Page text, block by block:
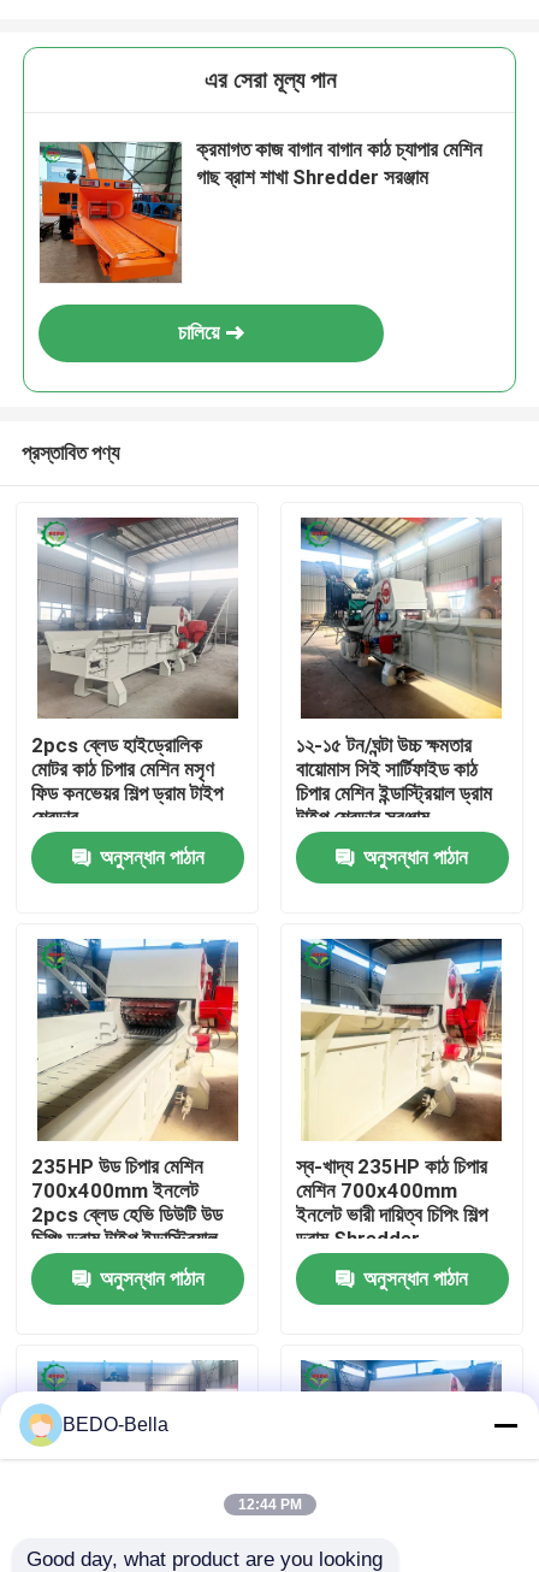
বাড়ি
পণ্য
আমাদের সম্পর্কে
কারখানা ভ্রমণ
মান নিয়ন্ত্রণ
আমাদের সাথে যোগাযোগ
কাঠ চিপার মেশিন
কাঠের কাঠের মেশিন
এর সেরা মূল্য পান
ক্রমাগত কাজ বাগান বাগান কাঠ চ্যাপার মেশিন
গাছ ব্রাশ শাখা Shredder সরঞ্জাম
চালিয়ে
প্রস্তাবিত পণ্য
2pcs ব্লেড হাইড্রোলিক
মোটর কাঠ চিপার মেশিন মসৃণ
ফিড কনভেয়র শিল্প ড্রাম টাইপ
শ্রেডার
অনুসন্ধান পাঠান
১২-১৫ টন/ঘন্টা উচ্চ ক্ষমতার
বায়োমাস সিই সার্টিফাইড কাঠ
চিপার মেশিন ইন্ডাস্ট্রিয়াল ড্রাম
টাইপ শ্রেডার সরঞ্জাম
অনুসন্ধান পাঠান
235HP উড চিপার মেশিন
700x400mm ইনলেট
2pcs ব্লেড হেভি ডিউটি ​​উড
চিপিং ড্রাম টাইপ ইন্ডাস্ট্রিয়াল
শ্রেডার
অনুসন্ধান পাঠান
স্ব-খাদ্য 235HP কাঠ চিপার
মেশিন 700x400mm
ইনলেট ভারী দায়িত্ব চিপিং শিল্প
ড্রাম Shredder
অনুসন্ধান পাঠান
BEDO-Bella
12:44 PM
Good day, what product are you looking